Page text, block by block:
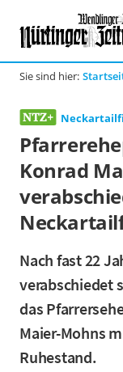
Sie sind hier:
Konrad
Nach fast 22
verabschiedet
das
Maier-Mohns
Ruhestand.